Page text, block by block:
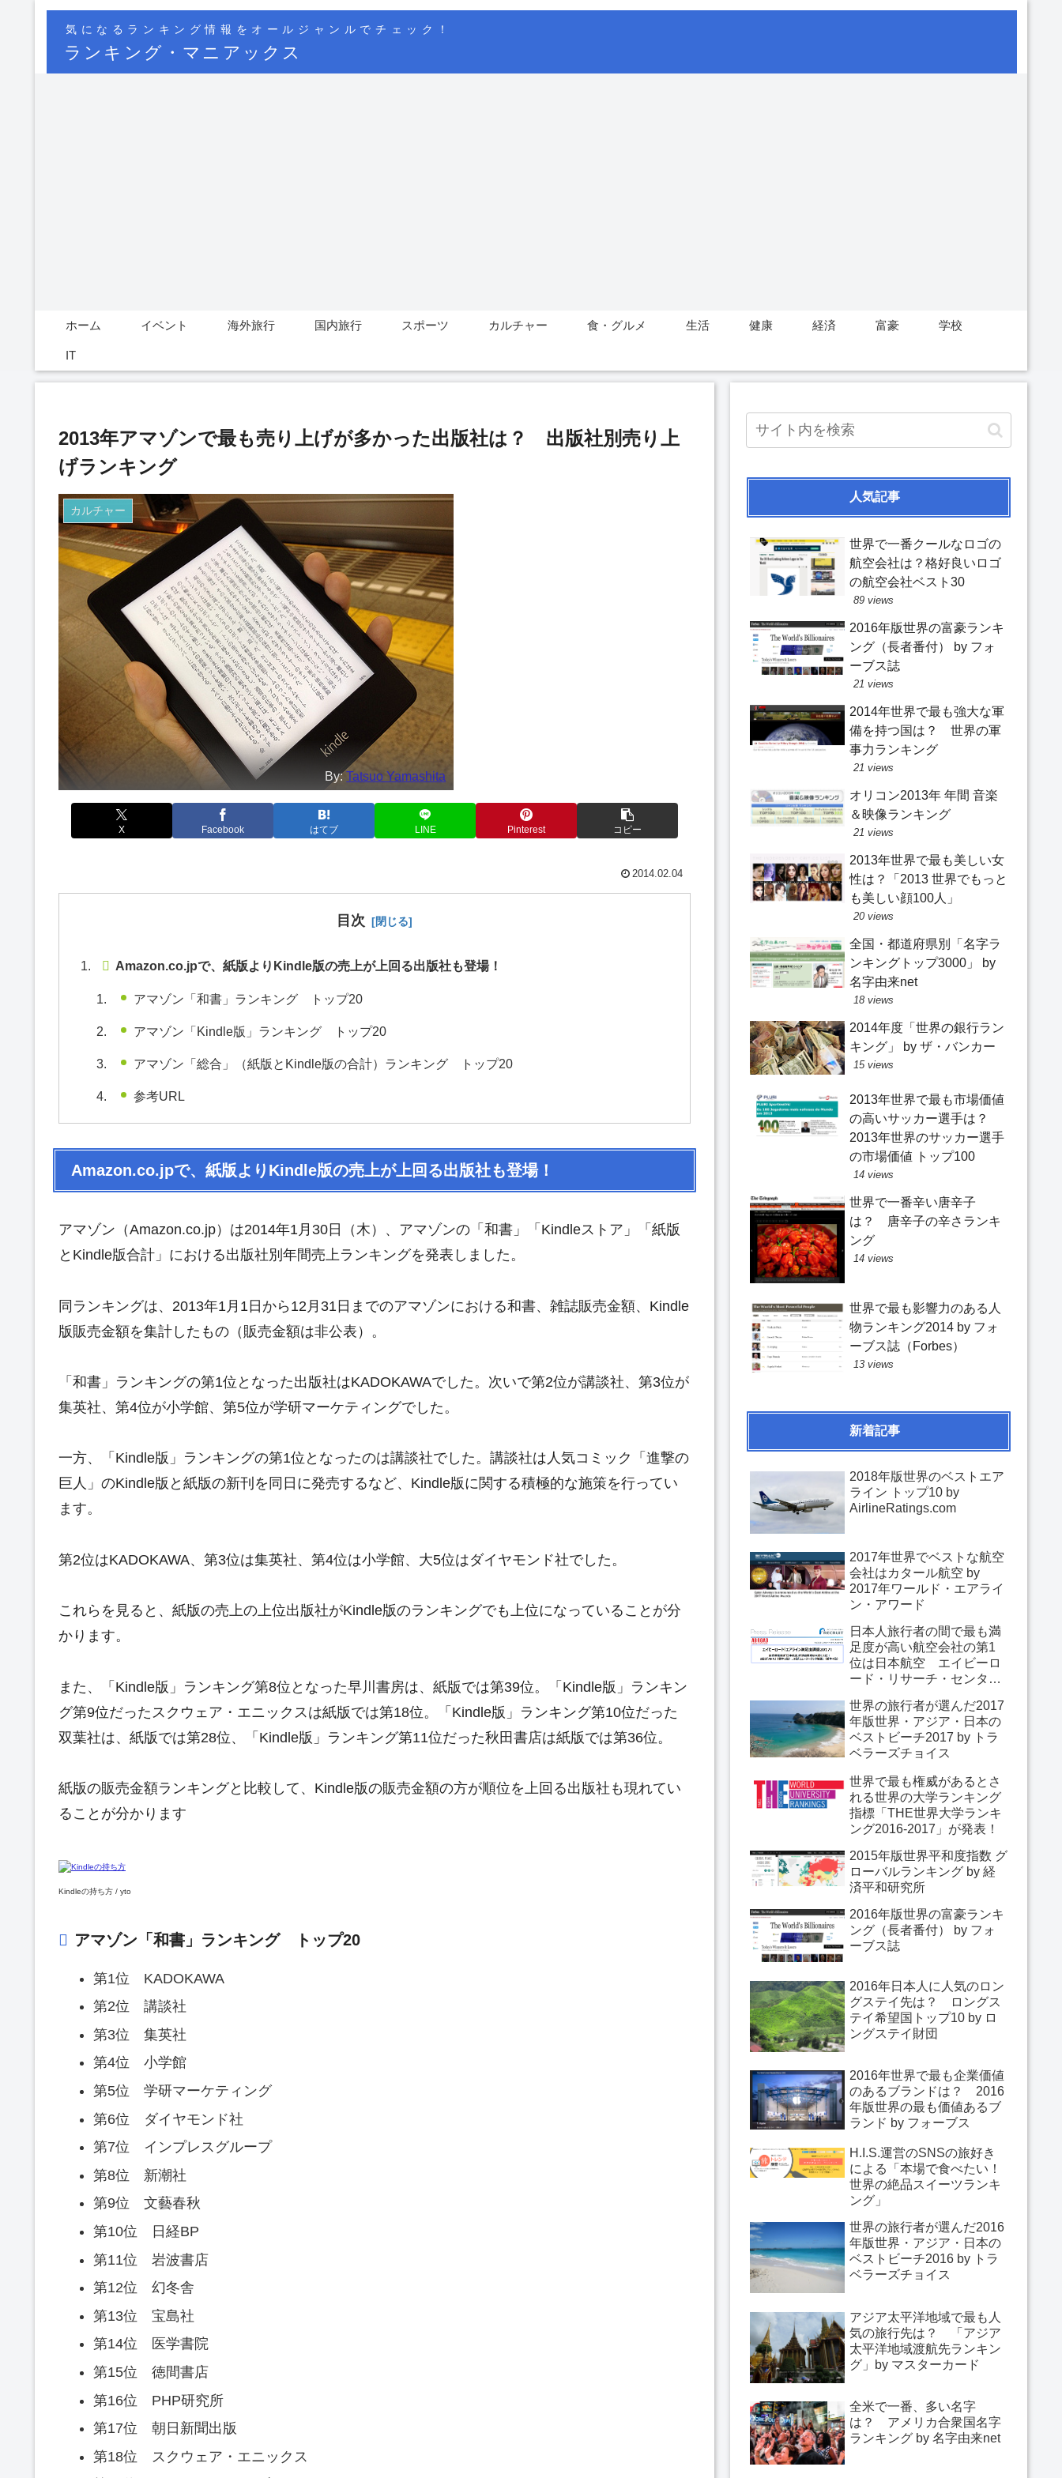
気になるランキング情報をオールジャンルでチェック！
ランキング・マニアックス
ホーム イベント 海外旅行 国内旅行 スポーツ カルチャー 食・グルメ 生活 健康 経済 富豪 学校
IT
2013年アマゾンで最も売り上げが多かった出版社は？ 出版社別売り上
げランキング
カルチャー
By:Tatsuo Yamashita
X Facebook はてブ LINE Pinterest コピー
2014.02.04
目次
Amazon.co.jpで、紙版よりKindle版の売上が上回る出版社も登場！
アマゾン「和書」ランキング トップ20
アマゾン「Kindle版」ランキング トップ20
アマゾン「総合」（紙版とKindle版の合計）ランキング トップ20
参考URL
Amazon.co.jpで、紙版よりKindle版の売上が上回る出版社も登場！
アマゾン（Amazon.co.jp）は2014年1月30日（木）、アマゾンの「和書」「Kindleストア」「紙版
とKindle版合計」における出版社別年間売上ランキングを発表しました。
同ランキングは、2013年1月1日から12月31日までのアマゾンにおける和書、雑誌販売金額、Kindle
版販売金額を集計したもの（販売金額は非公表）。
「和書」ランキングの第1位となった出版社はKADOKAWAでした。次いで第2位が講談社、第3位が
集英社、第4位が小学館、第5位が学研マーケティングでした。
一方、「Kindle版」ランキングの第1位となったのは講談社でした。講談社は人気コミック「進撃の
巨人」のKindle版と紙版の新刊を同日に発売するなど、Kindle版に関する積極的な施策を行ってい
ます。
第2位はKADOKAWA、第3位は集英社、第4位は小学館、大5位はダイヤモンド社でした。
これらを見ると、紙版の売上の上位出版社がKindle版のランキングでも上位になっていることが分
かります。
また、「Kindle版」ランキング第8位となった早川書房は、紙版では第39位。「Kindle版」ランキン
グ第9位だったスクウェア・エニックスは紙版では第18位。「Kindle版」ランキング第10位だった
双葉社は、紙版では第28位、「Kindle版」ランキング第11位だった秋田書店は紙版では第36位。
紙版の販売金額ランキングと比較して、Kindle版の販売金額の方が順位を上回る出版社も現れてい
ることが分かります
Kindleの持ち方 / yto
アマゾン「和書」ランキング トップ20
第1位 KADOKAWA
第2位 講談社
第3位 集英社
第4位 小学館
第5位 学研マーケティング
第6位 ダイヤモンド社
第7位 インプレスグループ
第8位 新潮社
第9位 文藝春秋
第10位 日経BP
第11位 岩波書店
第12位 幻冬舎
第13位 宝島社
第14位 医学書院
第15位 徳間書店
第16位 PHP研究所
第17位 朝日新聞出版
第18位 スクウェア・エニックス
人気記事
世界で一番クールなロゴの
航空会社は？格好良いロゴ
の航空会社ベスト30
89 views
2016年版世界の富豪ランキ
ング（長者番付） by フォ
ーブス誌
21 views
2014年世界で最も強大な軍
備を持つ国は？ 世界の軍
事力ランキング
21 views
オリコン2013年 年間 音楽
＆映像ランキング
21 views
2013年世界で最も美しい女
性は？「2013 世界でもっと
も美しい顔100人」
20 views
全国・都道府県別「名字ラ
ンキングトップ3000」 by
名字由来net
18 views
2014年度「世界の銀行ラン
キング」 by ザ・バンカー
15 views
2013年世界で最も市場価値
の高いサッカー選手は？
2013年世界のサッカー選手
の市場価値 トップ100
14 views
世界で一番辛い唐辛子
は？ 唐辛子の辛さランキ
ング
14 views
世界で最も影響力のある人
物ランキング2014 by フォ
ーブス誌（Forbes）
13 views
新着記事
2018年版世界のベストエア
ライン トップ10 by
AirlineRatings.com
2017年世界でベストな航空
会社はカタール航空 by
2017年ワールド・エアライ
ン・アワード
日本人旅行者の間で最も満
足度が高い航空会社の第1
位は日本航空 エイビーロ
ード・リサーチ・センター
2017」
世界の旅行者が選んだ2017
年版世界・アジア・日本の
ベストビーチ2017 by トラ
ベラーズチョイス
世界で最も権威があるとさ
れる世界の大学ランキング
指標「THE世界大学ランキ
ング2016-2017」が発表！
2015年版世界平和度指数 グ
ローバルランキング by 経
済平和研究所
2016年版世界の富豪ランキ
ング（長者番付） by フォ
ーブス誌
2016年日本人に人気のロン
グステイ先は？ ロングス
テイ希望国トップ10 by ロ
ングステイ財団
2016年世界で最も企業価値
のあるブランドは？ 2016
年版世界の最も価値あるブ
ランド by フォーブス
H.I.S.運営のSNSの旅好き
による「本場で食べたい！
世界の絶品スイーツランキ
ング」
世界の旅行者が選んだ2016
年版世界・アジア・日本の
ベストビーチ2016 by トラ
ベラーズチョイス
アジア太平洋地域で最も人
気の旅行先は？ 「アジア
太平洋地域渡航先ランキン
グ」by マスターカード
全米で一番、多い名字
は？ アメリカ合衆国名字
ランキング by 名字由来net